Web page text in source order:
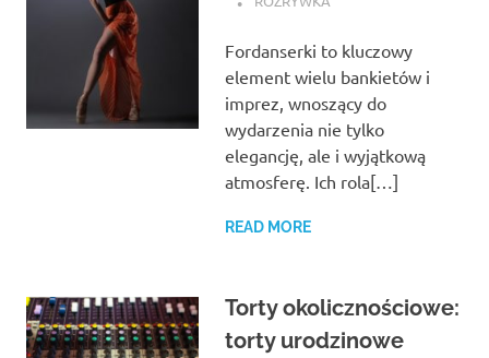
Fordanserki to kluczowy
element wielu bankietów i
imprez, wnoszący do
wydarzenia nie tylko
elegancję, ale i wyjątkową
atmosferę. Ich rola[…]
READ MORE
Torty okolicznościowe:
torty urodzinowe